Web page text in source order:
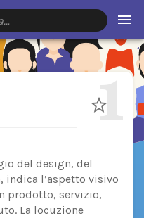
1
del design, del
indica l’aspetto visivo
prodotto, servizio,
La locuzione